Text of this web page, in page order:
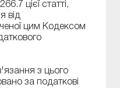
цієї статті,
від
цим Кодексом
з цього
за податкові